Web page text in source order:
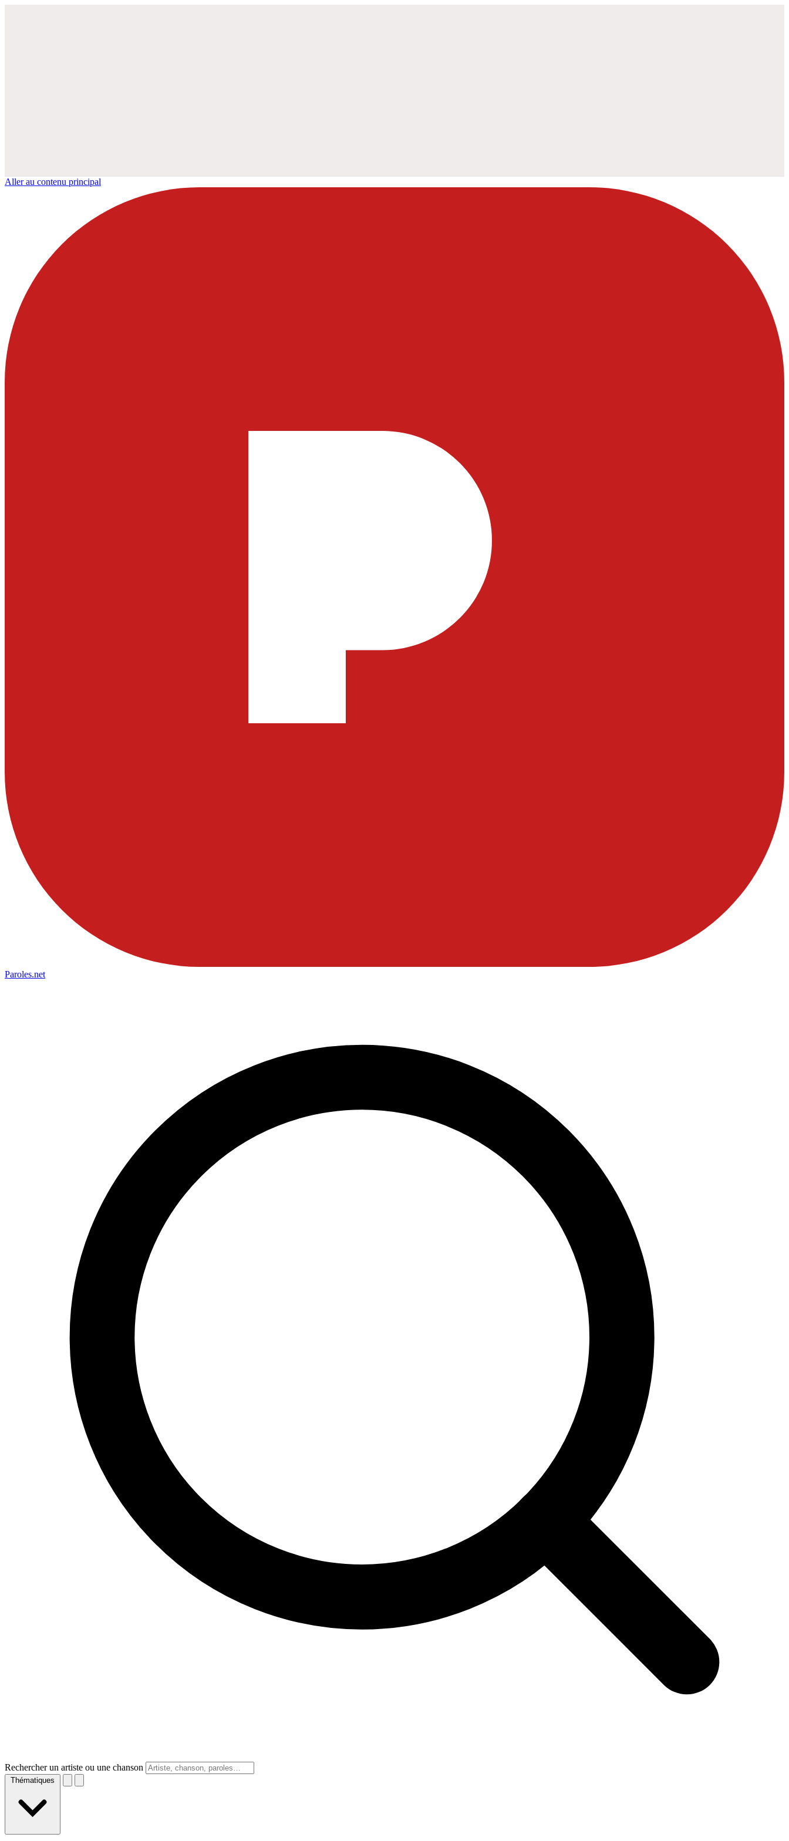
Aller au contenu principal
Paroles.net
Rechercher un artiste ou une chanson
Thématiques